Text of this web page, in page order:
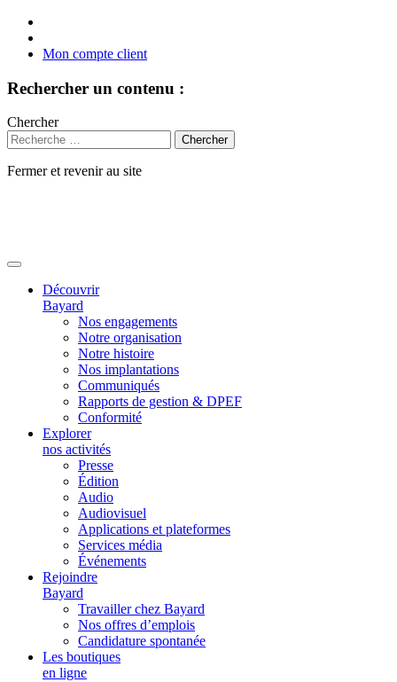
Mon compte client
Rechercher un contenu :
Chercher
Fermer et revenir au site
Découvrir
Bayard
Nos engagements
Notre organisation
Notre histoire
Nos implantations
Communiqués
Rapports de gestion & DPEF
Conformité
Explorer
nos activités
Presse
Édition
Audio
Audiovisuel
Applications et plateformes
Services média
Événements
Rejoindre
Bayard
Travailler chez Bayard
Nos offres d’emplois
Candidature spontanée
Les boutiques
en ligne